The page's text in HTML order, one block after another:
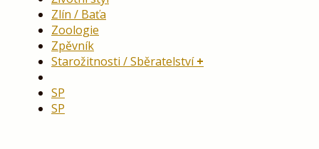
Zlín / Baťa
Zoologie
Zpěvník
Starožitnosti / Sběratelství
SP
SP